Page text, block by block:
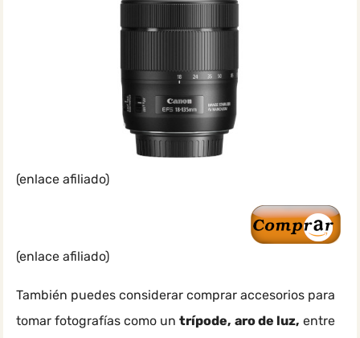
(enlace afiliado)
(enlace afiliado)
También puedes considerar comprar accesorios para
tomar fotografías como un trípode, aro de luz, entre